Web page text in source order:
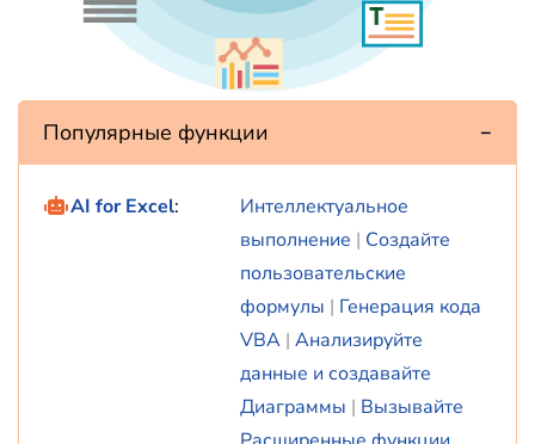
Популярные функции
AI for Excel:
Интеллектуальное
выполнение | Создайте
пользовательские
формулы | Генерация кода
VBA | Анализируйте
данные и создавайте
Диаграммы | Вызывайте